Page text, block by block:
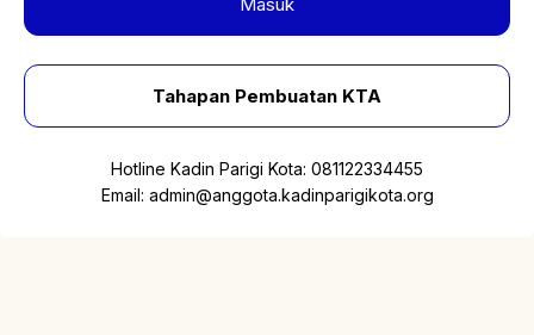
Tahapan Pembuatan KTA
Hotline Kadin Parigi Kota: 081122334455
Email: admin@anggota.kadinparigikota.org